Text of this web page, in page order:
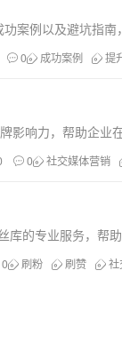
案例以及避坑指南
0 成功案例 提
响力，帮助企业
0 社交媒体营销
的专业服务，帮
0 刷粉 刷赞 社